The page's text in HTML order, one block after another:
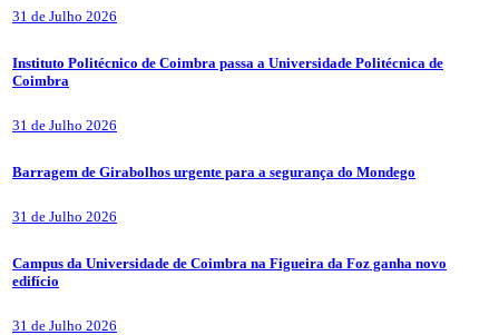
31 de Julho 2026
Instituto Politécnico de Coimbra passa a Universidade Politécnica de
Coimbra
31 de Julho 2026
Barragem de Girabolhos urgente para a segurança do Mondego
31 de Julho 2026
Campus da Universidade de Coimbra na Figueira da Foz ganha novo
edifício
31 de Julho 2026